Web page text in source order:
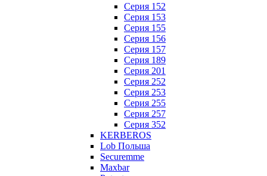
Серия 152
Серия 153
Серия 155
Серия 156
Серия 157
Серия 189
Серия 201
Серия 252
Серия 253
Серия 255
Серия 257
Серия 352
KERBEROS
Lob Польша
Securemme
Maxbar